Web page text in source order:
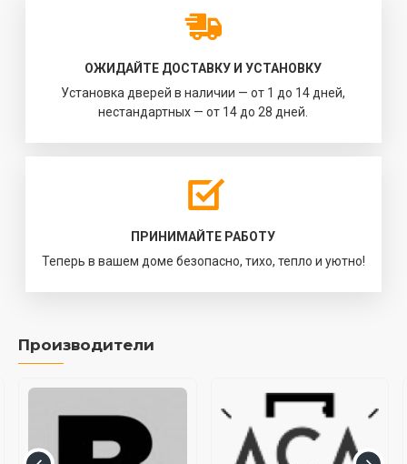
ОЖИДАЙТЕ ДОСТАВКУ И УСТАНОВКУ
Установка дверей в наличии — от 1 до 14 дней,
нестандартных — от 14 до 28 дней.
ПРИНИМАЙТЕ РАБОТУ
Теперь в вашем доме безопасно, тихо, тепло и уютно!
Производители